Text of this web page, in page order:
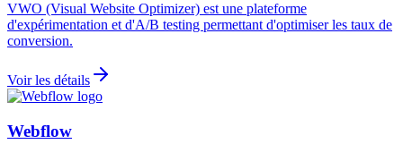
VWO (Visual Website Optimizer) est une plateforme
d'expérimentation et d'A/B testing permettant d'optimiser les taux de
conversion.
Voir les détails
Webflow